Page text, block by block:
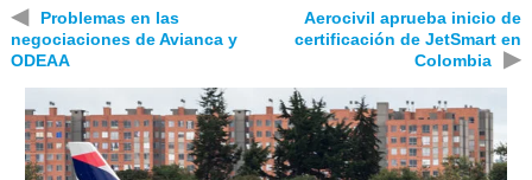
◀
Problemas en las
negociaciones de Avianca y
ODEAA
Aerocivil aprueba inicio de
certificación de JetSmart en
Colombia
▶